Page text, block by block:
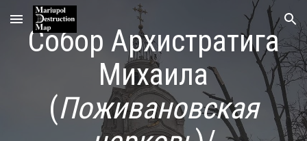
Skip to main content Skip to navigation
Собор Архистратига
Михаила
(Поживановская